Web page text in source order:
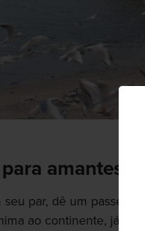
amantes,
par, dê um passeio
ao continente, já